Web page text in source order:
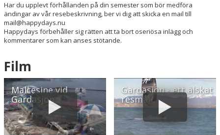
Har du upplevt förhållanden på din semester som bör medföra
ändingar av vår resebeskrivning, ber vi dig att skicka en mail till
mail@happydays.nu
Happydays förbehåller sig rätten att ta bort oseriösa inlägg och
kommentarer som kan anses stötande.
Film
Malcesine vid
Gardasjön
Gardasjön - ett älskat
resmål